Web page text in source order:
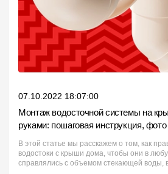
07.10.2022 18:07:00
Монтаж водосточной системы на
руками: пошаговая инструкция, фото
В этой статье мы расскажем о том, как
водостоки с крыши дома, чтобы они в
справлялись с объемом стекающей воды,